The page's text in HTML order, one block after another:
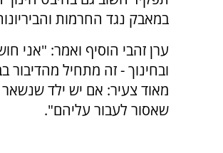
במאבק נגד החרמות
ערן זהבי הוסיף ואמר: "אני
ובחינוך - זה מתחיל מהדיבור
מאוד צעיר: אם יש ילד שנשאר
שאסור לעבור עליהם".